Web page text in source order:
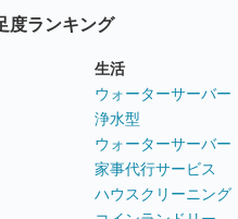
度ランキング
生活
ウォーターサーバー
浄水型
ウォーターサーバー
家事代行サービス
ハウスクリーニング